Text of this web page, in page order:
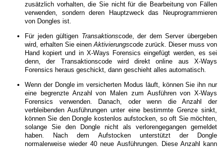
zusätzlich vorhalten, die Sie nicht für die Bearbeitung von Fällen
verwenden, sondern deren Hauptzweck das Neuprogrammieren
von Dongles ist.
Für jeden gültigen Transaktionscode, der dem Server übergeben
wird, erhalten Sie einenAktivierungscode zurück. Dieser muss von
Hand kopiert und in X-Ways Forensics eingefügt werden, es sei
denn, der Transaktionscode wird direkt online aus X-Ways
Forensics heraus geschickt, dann geschieht alles automatisch.
Wenn der Dongle im versicherten Modus läuft, können Sie ihn nur
eine begrenzte Anzahl von Malen zum Ausführen von X-Ways
Forensics verwenden. Danach, oder wenn die Anzahl der
verbleibenden Ausführungen unter eine bestimmte Grenze sinkt,
können Sie den Dongle kostenlos aufstocken, so oft Sie möchten,
solange Sie den Dongle nicht als verlorengegangen gemeldet
haben. Nach dem Aufstocken unterstützt der Dongle
normalerweise wieder 40 neue Ausführungen. Diese Anzahl kann